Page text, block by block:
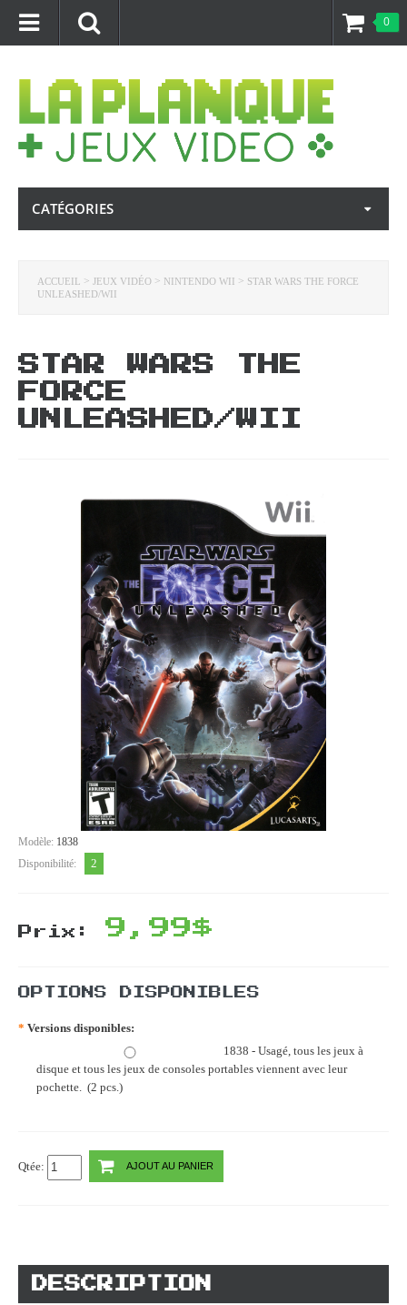
0
CATÉGORIES
ACCUEIL > JEUX VIDÉO > NINTENDO WII > STAR WARS THE FORCE
UNLEASHED/WII
STAR WARS THE
FORCE
UNLEASHED/WII
Modèle: 1838
Disponibilité:
2
Prix: 9,99$
OPTIONS DISPONIBLES
* Versions disponibles:
1838 - Usagé, tous les jeux à
disque et tous les jeux de consoles portables viennent avec leur
pochette. (2 pcs.)
Qtée: AJOUT AU PANIER
DESCRIPTION